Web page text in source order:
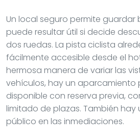
Un local seguro permite guardar
puede resultar útil si decide
dos ruedas. La pista ciclista
fácilmente accesible desde el
hermosa manera de variar las
vehículos, hay un aparcamiento
disponible con reserva previa,
limitado de plazas. También
público en las inmediaciones.